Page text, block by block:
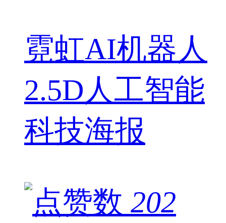
霓虹AI机器人
2.5D人工智能
科技海报
202